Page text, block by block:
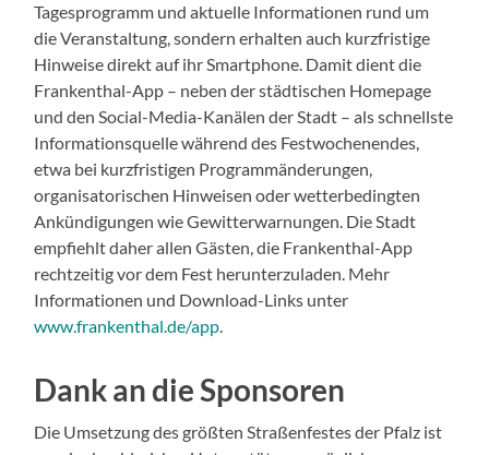
Tagesprogramm und aktuelle Informationen rund um
die Veranstaltung, sondern erhalten auch kurzfristige
Hinweise direkt auf ihr Smartphone. Damit dient die
Frankenthal-App – neben der städtischen Homepage
und den Social-Media-Kanälen der Stadt – als schnellste
Informationsquelle während des Festwochenendes,
etwa bei kurzfristigen Programmänderungen,
organisatorischen Hinweisen oder wetterbedingten
Ankündigungen wie Gewitterwarnungen. Die Stadt
empfiehlt daher allen Gästen, die Frankenthal-App
rechtzeitig vor dem Fest herunterzuladen. Mehr
Informationen und Download-Links unter
www.frankenthal.de/app.
Dank an die Sponsoren
Die Umsetzung des größten Straßenfestes der Pfalz ist